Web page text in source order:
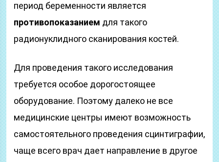
период беременности является
противопоказанием для такого
радионуклидного сканирования костей.
Для проведения такого исследования
требуется особое дорогостоящее
оборудование. Поэтому далеко не все
медицинские центры имеют возможность
самостоятельного проведения сцинтиграфии,
чаще всего врач дает направление в другое